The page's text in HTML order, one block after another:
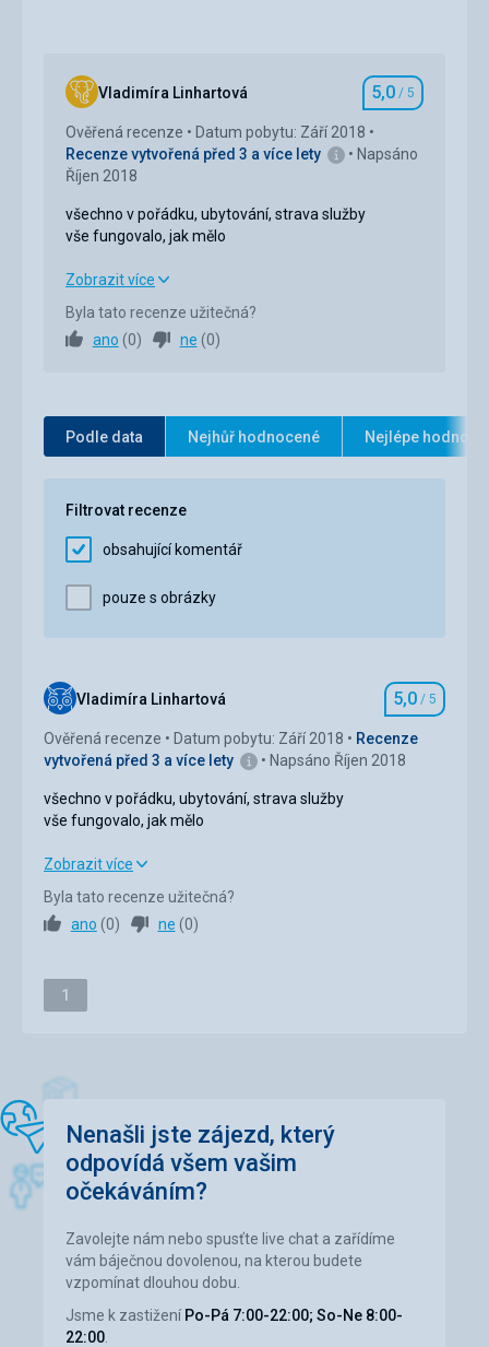
Vladimíra Linhartová Hodnocení
5,0 / 5
Ověřená recenze
Datum pobytu: Září 2018
Recenze vytvořená před 3 a více lety
Napsáno
Říjen 2018
všechno v pořádku, ubytování, strava služby
vše fungovalo, jak mělo
všechno v pořádku, ubytování, strava služby
Strava
Okolí 5,0/ 5
Cena
Pláž
---
Ubytování
.
Služby
.
Zobrazit více
Byla tato recenze užitečná?
ano (0) ne (0)
Podle data Nejhůř hodnocené Nejlépe
Filtrovat recenze
obsahující komentář
pouze s obrázky
Vladimíra Linhartová Hodnocení
5,0 / 5
Ověřená recenze Datum pobytu: Září 2018
Recenze
vytvořená před 3 a více lety
Napsáno Říjen 2018
všechno v pořádku, ubytování, strava služby
vše fungovalo, jak mělo
všechno v pořádku, ubytování, strava služby
Strava
Okolí
Cena
Pláž
Ubytování
Služby
Zobrazit více
Byla tato recenze užitečná?
ano (0) ne (0)
Stránka
1
Nenašli jste zájezd, který
odpovídá všem vašim
očekáváním?
Zavolejte nám nebo spusťte live chat a zařídíme
vám báječnou dovolenou, na kterou budete
vzpomínat dlouhou dobu.
Jsme k zastižení Po-Pá 7:00-22:00; So-Ne 8:00-
22:00